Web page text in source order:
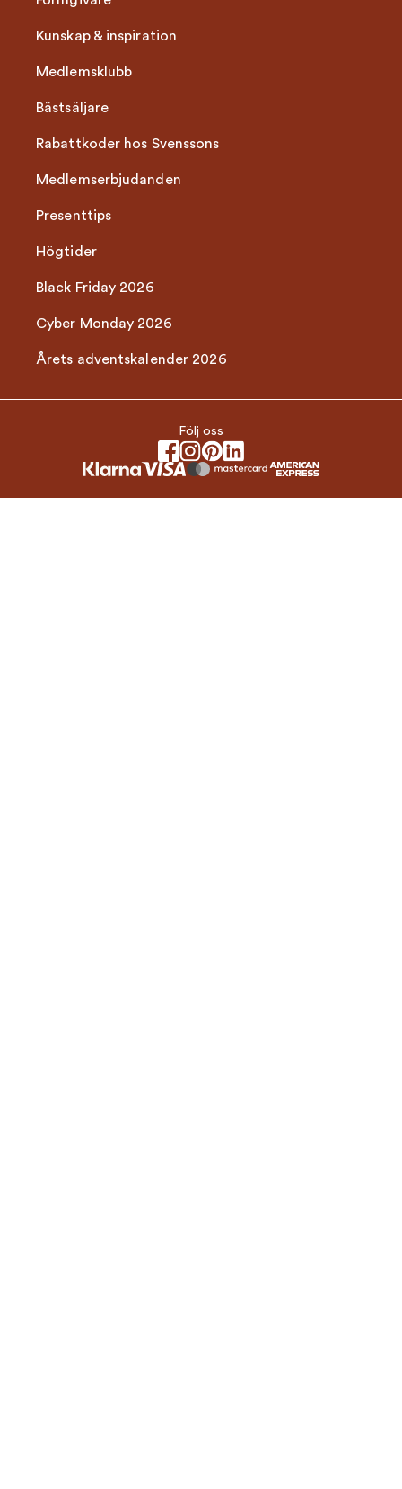
Kunskap & inspiration
Medlemsklubb
Bästsäljare
Rabattkoder hos Svenssons
Medlemserbjudanden
Presenttips
Högtider
Black Friday 2026
Cyber Monday 2026
Årets adventskalender 2026
Följ oss